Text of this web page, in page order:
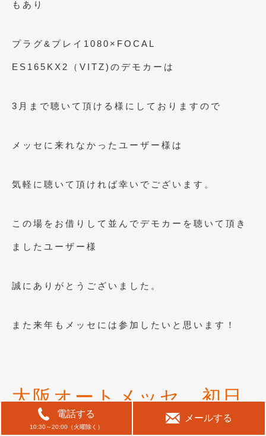
電話する
10:30～20:00（火曜除く）
メールする
もあり
プラグ&プレイ1080×FOCAL
ES165KX2（VITZ)のデモカーは
3月まで聴いて頂ける様にしておりますので
メッセに来れなかったユーザー様は
気軽に聴いて頂ければ幸いでございます。
この場をお借りして並んでデモカーを聴いて頂き
ましたユーザー様
誠にありがとうございました。
また来年もメッセには参加したいと思います！
大阪オートメッセ 初日
無事に終了です